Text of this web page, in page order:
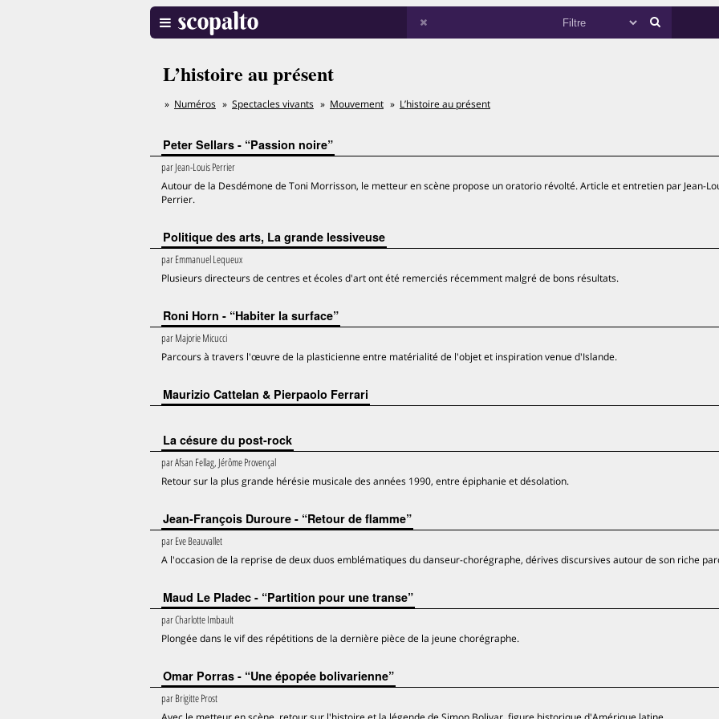
L’histoire au présent
Numéros Spectacles vivants Mouvement L’histoire au présent
Peter Sellars - “Passion noire”
parJean-Louis Perrier
Autour de la Desdémone de Toni Morrisson, le metteur en scène propose un oratorio révolté. Article et entretien par Jean-
Perrier.
Politique des arts, La grande lessiveuse
parEmmanuel Lequeux
Plusieurs directeurs de centres et écoles d'art ont été remerciés récemment malgré de bons résultats.
Roni Horn - “Habiter la surface”
parMajorie Micucci
Parcours à travers l'œuvre de la plasticienne entre matérialité de l'objet et inspiration venue d'Islande.
Maurizio Cattelan & Pierpaolo Ferrari
La césure du post-rock
parAfsan Fellag, Jérôme Provençal
Retour sur la plus grande hérésie musicale des années 1990, entre épiphanie et désolation.
Jean-François Duroure - “Retour de flamme”
parEve Beauvallet
A l'occasion de la reprise de deux duos emblématiques du danseur-chorégraphe, dérives discursives autour de son riche
Maud Le Pladec - “Partition pour une transe”
parCharlotte Imbault
Plongée dans le vif des répétitions de la dernière pièce de la jeune chorégraphe.
Omar Porras - “Une épopée bolivarienne”
parBrigitte Prost